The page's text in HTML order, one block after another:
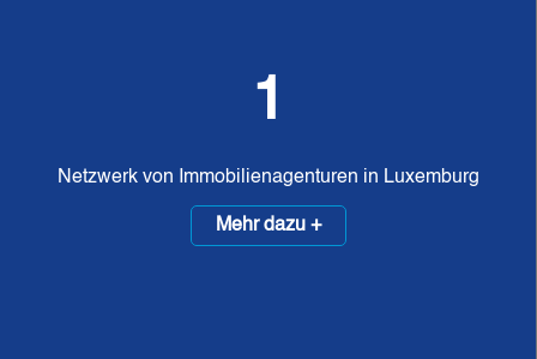
1
Netzwerk von Immobilienagenturen in Luxemburg
Mehr dazu +